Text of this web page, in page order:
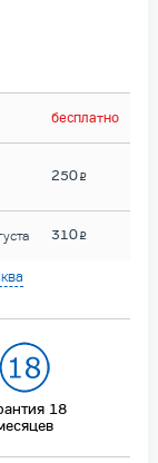
бесплатно
250
310
18